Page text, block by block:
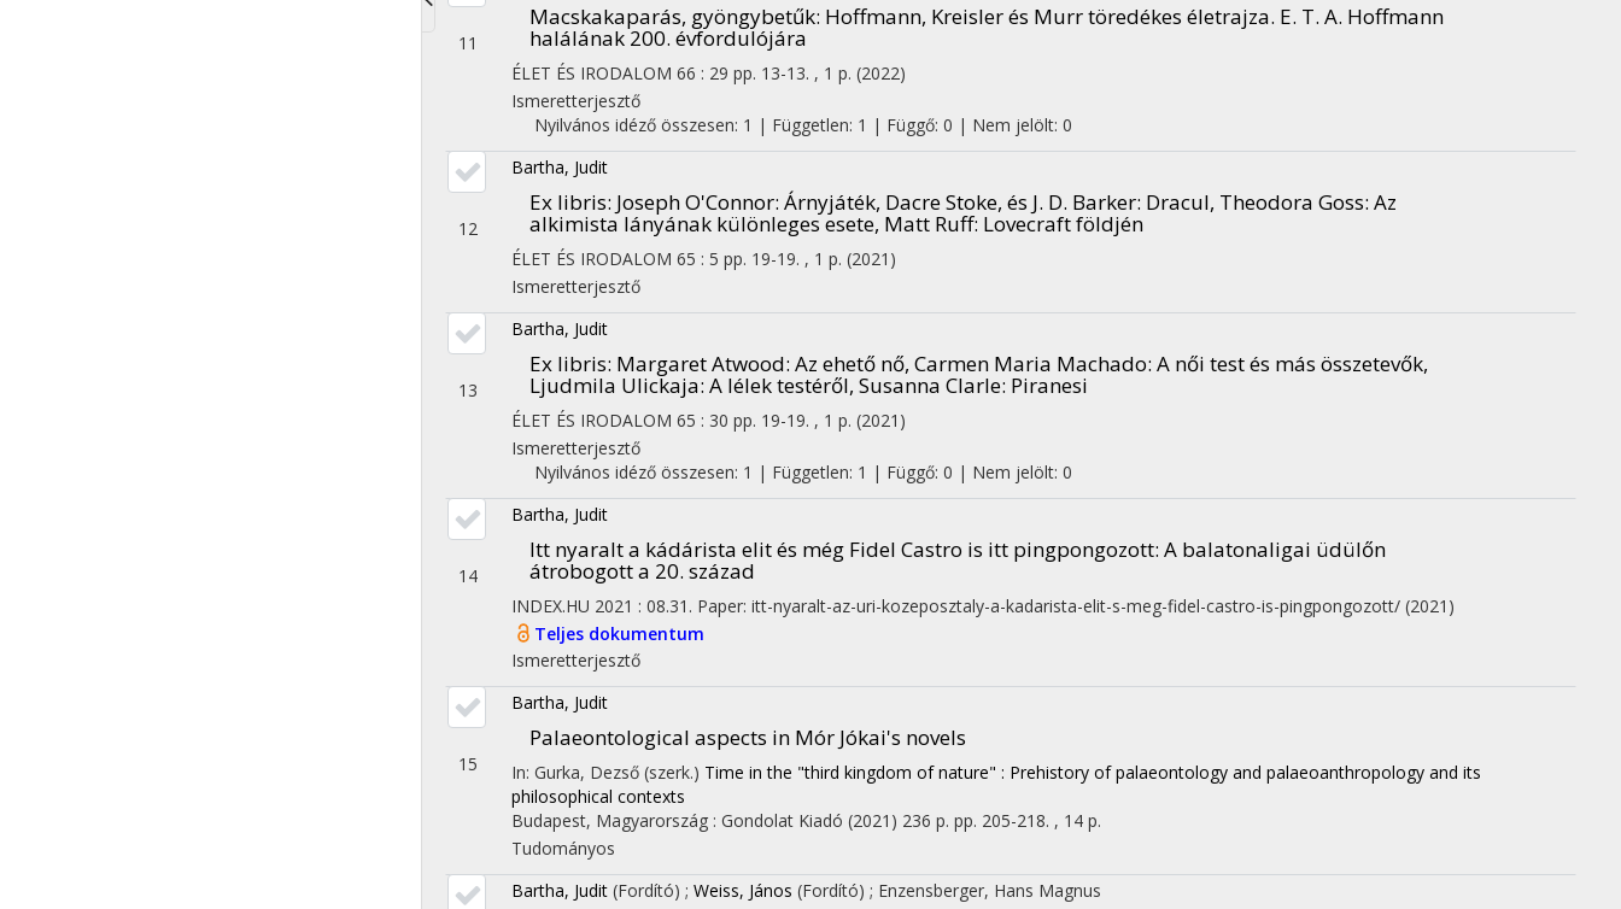
Toggle
navigation
11
Macskakaparás, gyöngybetűk: Hoffmann, Kreisler és Murr töredékes életrajza. E. T. A. Hoffmann
halálának 200. évfordulójára
ÉLET ÉS IRODALOM 66 : 29 pp. 13-13. , 1 p. (2022)
Ismeretterjesztő
Nyilvános idéző összesen: 1 | Független: 1 | Függő: 0 | Nem jelölt: 0
12
Bartha, Judit
Ex libris: Joseph O'Connor: Árnyjáték, Dacre Stoke, és J. D. Barker: Dracul, Theodora Goss: Az
alkimista lányának különleges esete, Matt Ruff: Lovecraft földjén
ÉLET ÉS IRODALOM 65 : 5 pp. 19-19. , 1 p. (2021)
Ismeretterjesztő
13
Bartha, Judit
Ex libris: Margaret Atwood: Az ehető nő, Carmen Maria Machado: A női test és más összetevők,
Ljudmila Ulickaja: A lélek testéről, Susanna Clarle: Piranesi
ÉLET ÉS IRODALOM 65 : 30 pp. 19-19. , 1 p. (2021)
Ismeretterjesztő
Nyilvános idéző összesen: 1 | Független: 1 | Függő: 0 | Nem jelölt: 0
14
Bartha, Judit
Itt nyaralt a kádárista elit és még Fidel Castro is itt pingpongozott: A balatonaligai üdülőn
átrobogott a 20. század
INDEX.HU 2021 : 08.31. Paper: itt-nyaralt-az-uri-kozeposztaly-a-kadarista-elit-s-meg-fidel-castro-is-pingpongozott/ (2021)
Teljes dokumentum
Ismeretterjesztő
15
Bartha, Judit
Palaeontological aspects in Mór Jókai's novels
In: Gurka, Dezső (szerk.) Time in the "third kingdom of nature" : Prehistory of palaeontology and palaeoanthropology and its
philosophical contexts
Budapest, Magyarország : Gondolat Kiadó (2021) 236 p. pp. 205-218. , 14 p.
Tudományos
Bartha, Judit (Fordító) ; Weiss, János (Fordító) ; Enzensberger, Hans Magnus